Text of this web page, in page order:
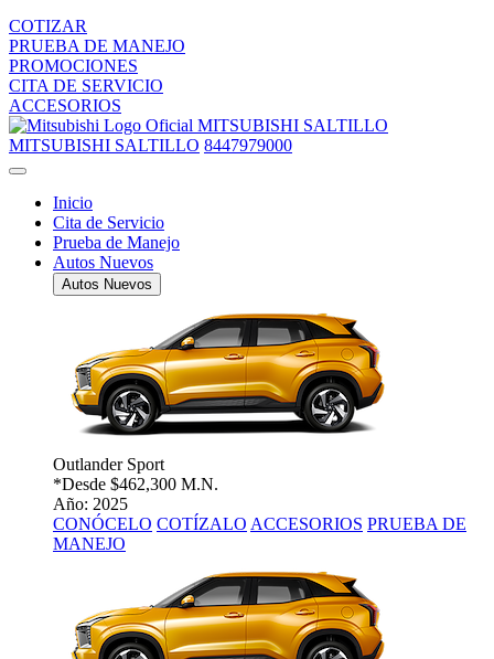
COTIZAR
PRUEBA DE MANEJO
PROMOCIONES
CITA DE SERVICIO
ACCESORIOS
MITSUBISHI SALTILLO
MITSUBISHI SALTILLO 8447979000
Inicio
Cita de Servicio
Prueba de Manejo
Autos Nuevos
Autos Nuevos
Outlander Sport
*Desde $462,300 M.N.
Año: 2025
CONÓCELO COTÍZALO ACCESORIOS PRUEBA DE
MANEJO